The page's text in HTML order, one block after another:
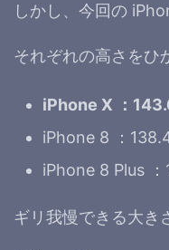
しかし、今回の
それぞれの高さをひ
iPhone X ：
iPhone 8 ：
iPhone 8 Plus
ギリ我慢できる大き